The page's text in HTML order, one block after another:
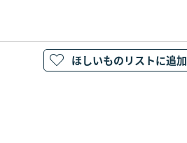
ほしいものリストに追加